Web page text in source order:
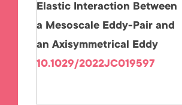
Elastic Interaction Between
a Mesoscale Eddy-Pair and
an Axisymmetrical Eddy
10.1029/2022JC019597